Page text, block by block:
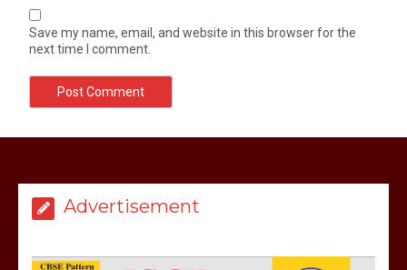
Save my name, email, and website in this browser for the
next time I comment.
Advertisement